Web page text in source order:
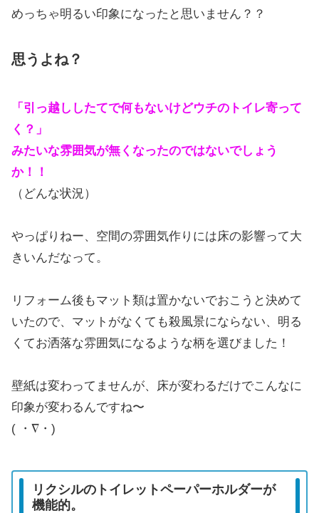
めっちゃ明るい印象になったと思いません？？
思うよね？
「引っ越ししたてで何もないけどウチのトイレ寄って
く？」
みたいな雰囲気が無くなったのではないでしょう
か！！
（どんな状況）
やっぱりねー、空間の雰囲気作りには床の影響って大
きいんだなって。
リフォーム後もマット類は置かないでおこうと決めて
いたので、マットがなくても殺風景にならない、明る
くてお洒落な雰囲気になるような柄を選びました！
壁紙は変わってませんが、床が変わるだけでこんなに
印象が変わるんですね〜
( ・∇・)
リクシルのトイレットペーパーホルダーが
機能的。